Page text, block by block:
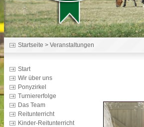
Startseite > Veranstaltungen
Start
Wir über uns
Ponyzirkel
Turniererfolge
Das Team
Reitunterricht
Kinder-Reitunterricht